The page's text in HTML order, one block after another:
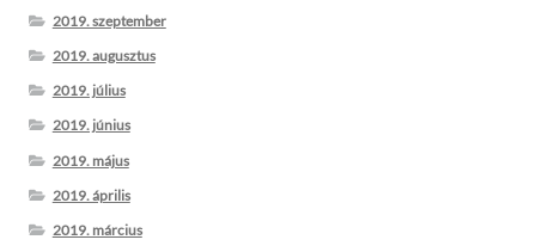
2019. szeptember
2019. augusztus
2019. július
2019. június
2019. május
2019. április
2019. március